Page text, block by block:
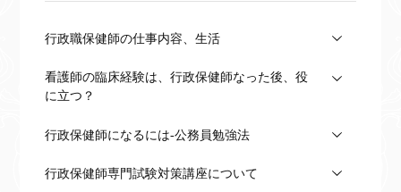
行政職保健師の仕事内容、生活
看護師の臨床経験は、行政保健師なった後、役
に立つ？
行政保健師になるには-公務員勉強法
行政保健師専門試験対策講座について